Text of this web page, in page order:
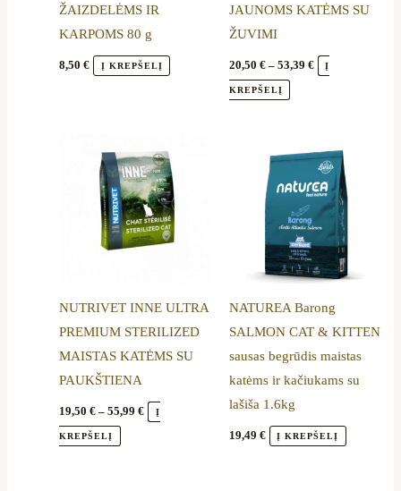
ŽAIZDELĖMS IR
KARPOMS 80 g
8,50€ Į KREPŠELĮ
JAUNOMS KATĖMS SU
ŽUVIMI
20,50 € – 53,39 € Į
KREPŠELĮ
the
page
NUTRIVET INNE ULTRA
PREMIUM STERILIZED
MAISTAS KATĖMS SU
PAUKŠTIENA
19,50€ – 55,99€
range:
19,50 €
through
55,99 €
Į
KREPŠELĮ
product
has
multiple
variants.
may
be
chosen
on
the
NATUREA Barong
SALMON CAT & KITTEN
sausas begrūdis maistas
katėms ir kačiukams su
lašiša 1.6kg
19,49 € Į KREPŠELĮ